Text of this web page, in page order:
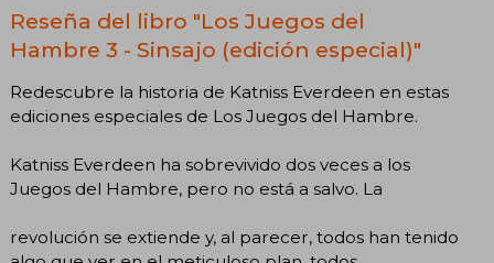
Reseña del libro "Los Juegos del
Hambre 3 - Sinsajo (edición especial)"
Redescubre la historia de Katniss Everdeen en estas
ediciones especiales de Los Juegos del Hambre.
Katniss Everdeen ha sobrevivido dos veces a los
Juegos del Hambre, pero no está a salvo. La
revolución se extiende y, al parecer, todos han tenido